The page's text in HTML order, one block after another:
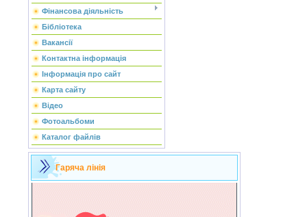
Фінансова діяльність
Бібліотека
Вакансії
Контактна інформація
Інформація про сайт
Карта сайту
Відео
Фотоальбоми
Каталог файлів
Гаряча лінія